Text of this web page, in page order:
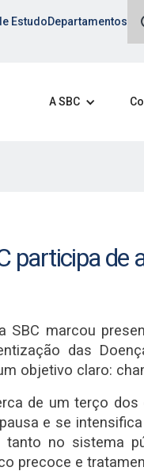
EstudoDepartamentos
A SBC
participa de
SBC marcou
das
objetivo claro:
de um terço
e se
no sistema
precoce e